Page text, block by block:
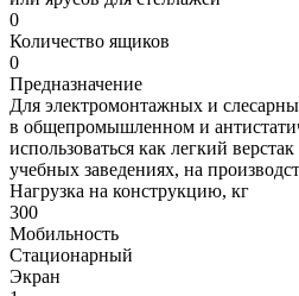
0
Количество ящиков
0
Предназначение
Для электромонтажных и
в общепромышленном и
использоваться как легкий
учебных заведениях, на
Нагрузка на конструкцию, кг
300
Мобильность
Стационарный
Экран